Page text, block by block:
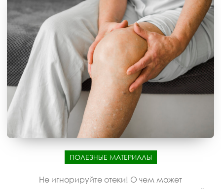
ПОЛЕЗНЫЕ МАТЕРИАЛЫ
Не игнорируйте отеки! О чем может